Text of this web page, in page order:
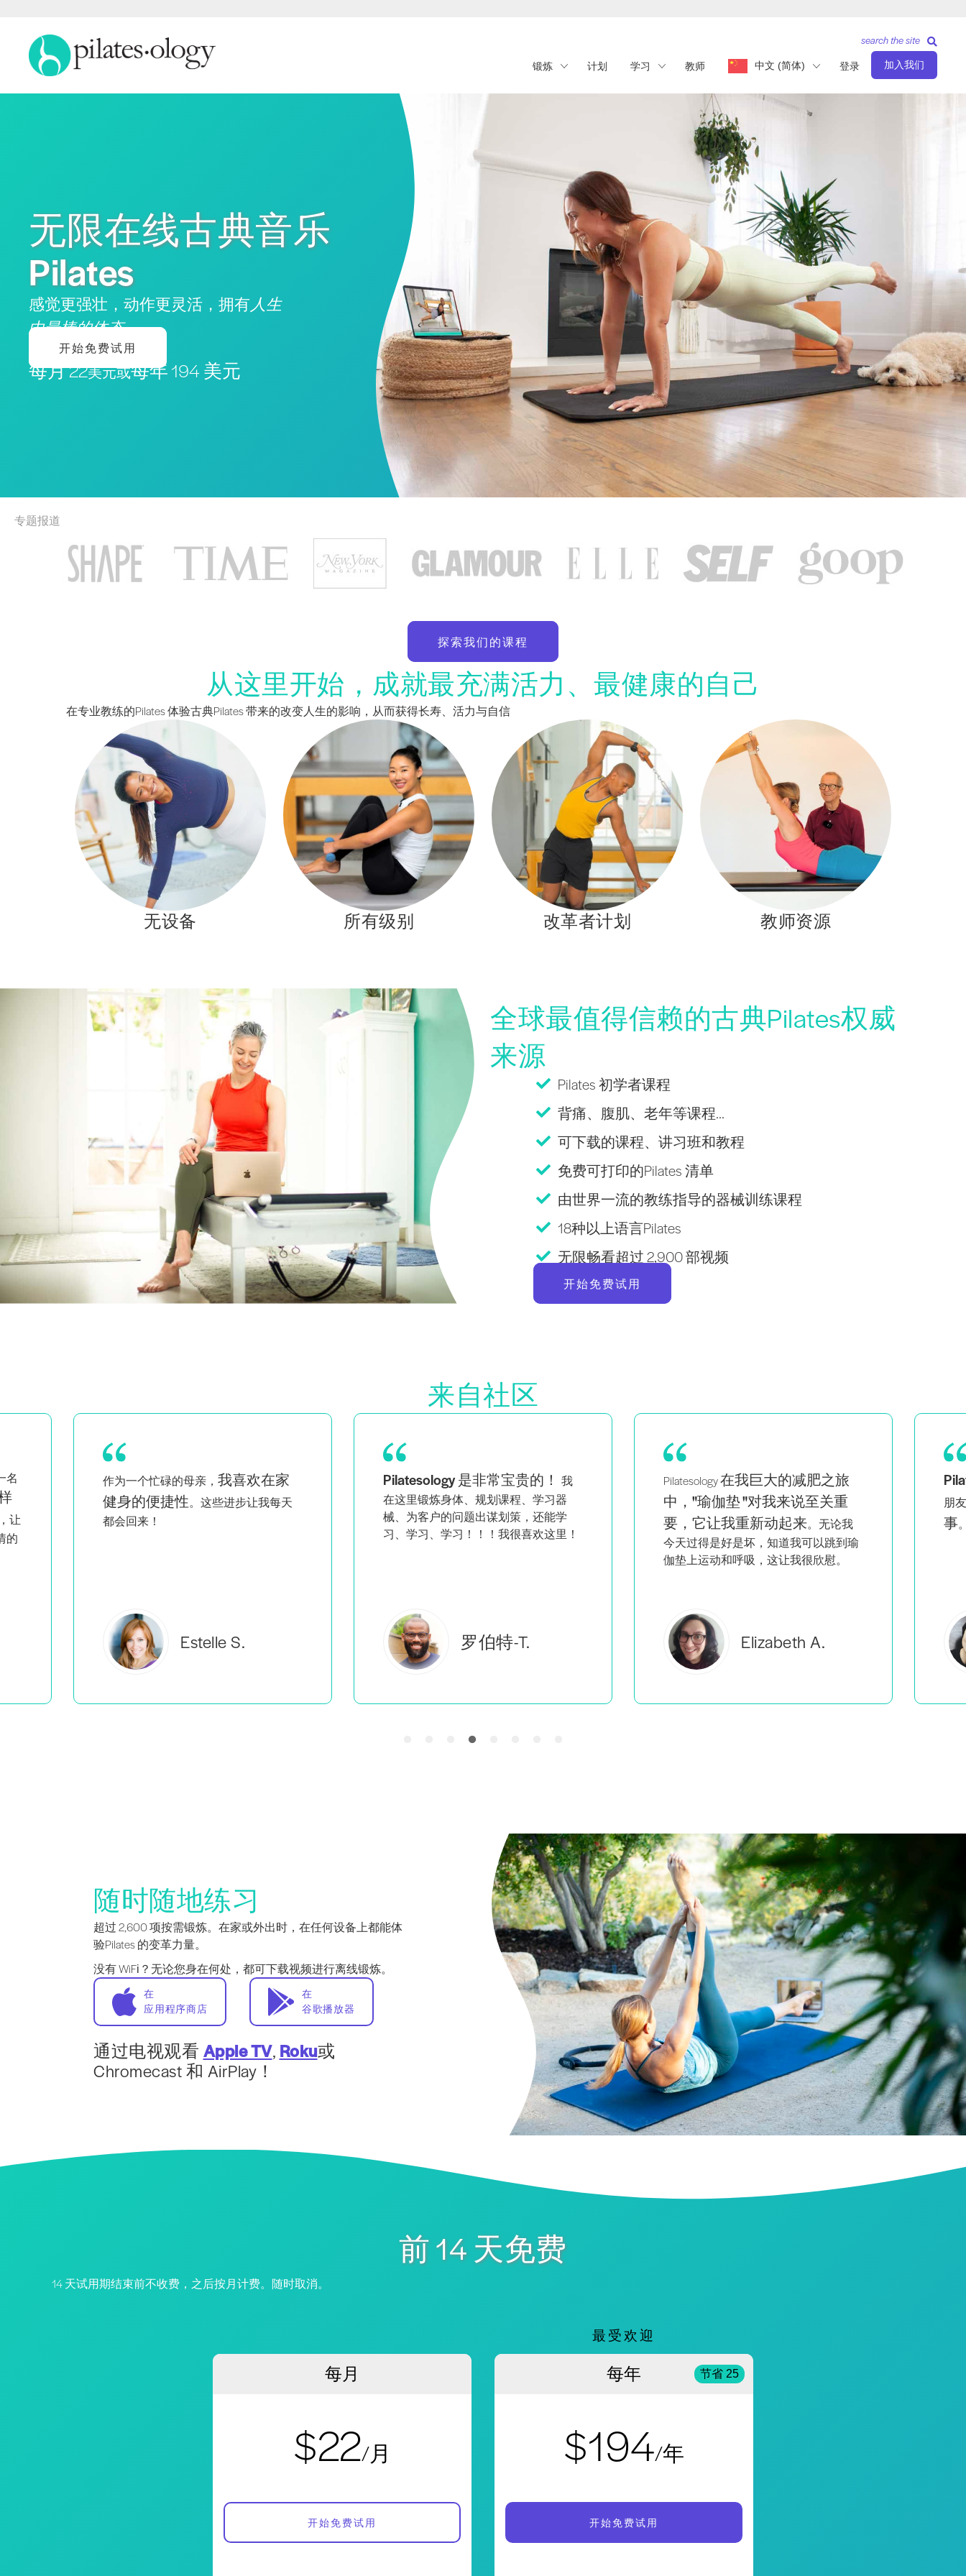
锻炼 计划 学习 教师 中文 (简体) 登录 加入我们
search the site
无限在线古典音乐
Pilates
感觉更强壮，动作更灵活，拥有 人生
中最棒的体态
开始免费试用
每月 22美元或每年 194 美元
专题报道
探索我们的课程
从这里开始，成就最充满活力、最健康的自己
在专业教练的Pilates 体验古典Pilates 带来的改变人生的影响，从而获得长寿、活力与自信
无设备 所有级别 改革者计划 教师资源
全球最值得信赖的古典Pilates权威
来源
Pilates 初学者课程
背痛、腹肌、老年等课程...
可下载的课程、讲习班和教程
免费可打印的Pilates 清单
由世界一流的教练指导的器械训练课程
18种以上语言Pilates
无限畅看超过 2,900 部视频
开始免费试用
来自社区
名
让
的
作为一个忙碌的母亲， 我喜欢在家
健身的便捷性。这些进步让我每天
都会回来！
Estelle S.
Pilatesology 是非常宝贵的！
我
在这里锻炼身体、规划课程、学习器
械、为客户的问题出谋划策，还能学
习、学习、学习！！！我很喜欢这里！
罗伯特-T.
Pilatesology在我巨大的减肥之旅
中，"瑜伽垫 "对我来说至关重
要，它让我重新动起来。无论我
今天过得是好是坏，知道我可以跳到瑜
伽垫上运动和呼吸，这让我很欣慰。
Elizabeth A.
朋
事
随时随地练习
超过 2,600 项按需锻炼。在家或外出时，在任何设备上都能体
验Pilates 的变革力量。
没有 WiFi？无论您身在何处，都可下载视频进行离线锻炼。
在
应用程序商店
在
谷歌播放器
通过电视观看 Apple TV, Roku或
Chromecast 和 AirPlay！
前 14 天免费
14 天试用期结束前不收费，之后按月计费。随时取消。
每月
$22/月
开始免费试用
最受欢迎
每年 节省 25
$194/年
开始免费试用